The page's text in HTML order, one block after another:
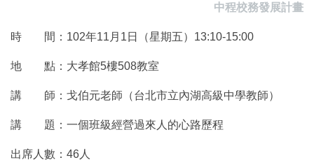
中程校務發展計畫
時 間：102年11月1日（星期五）13:10-15:00
地 點：大孝館5樓508教室
講 師：戈伯元老師（台北市立內湖高級中學教師）
講 題：一個班級經營過來人的心路歷程
出席人數：46人